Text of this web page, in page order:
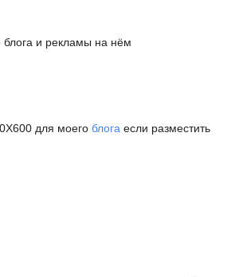
блога и рекламы на нём
для моего блога если разместить